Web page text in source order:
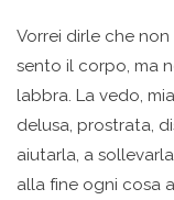
Vorrei dirle che
sento il corpo, ma
labbra. La vedo,
delusa, prostrata,
aiutarla, a
alla fine ogni cosa